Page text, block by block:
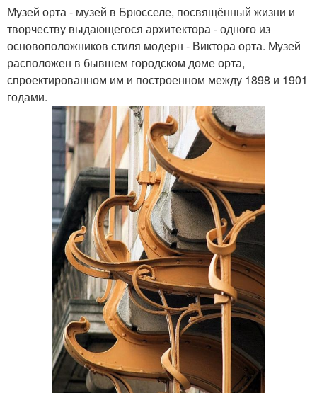
Музей орта - музей в Брюсселе, посвящённый жизни и
творчеству выдающегося архитектора - одного из
основоположников стиля модерн - Виктора орта. Музей
расположен в бывшем городском доме орта,
спроектированном им и построенном между 1898 и 1901
годами.